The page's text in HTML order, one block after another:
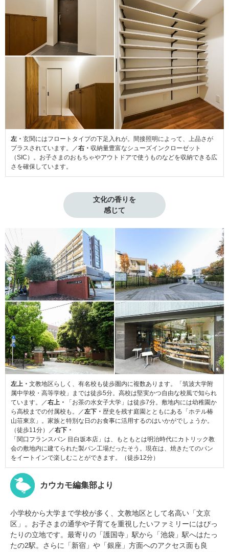
左・ 玄関にはフロートタイプの下足入れが。間接照明によって、上品さが
プラスされています。／右・ 収納量豊富なシューズインクローゼット
（SIC）。お子さまのおもちゃやアウトドアで使うものなどを収納できる広
さを確保しています。
文化の香りを
感じて
左上・ 文教地区らしく、有名校も徒歩圏内に複数あります。「筑波大学附
属中学校・高等学校」までは徒歩5分。高校は堅実かつ自由な校風で知られ
ています。／右上・
「お茶の水女子大学」は徒歩7分。敷地内には幼稚園か
ら高校までの付属校も。／左下・ 歴史を残す庭園とともにある「ホテル椿
山荘東京」。家族と特別な日のお食事に活用するのはいかがでしょうか。
（徒歩11分）／右下・
「関口フランスパン 目白坂本店」は、もともとは明治時代にカトリック教
会の敷地内に建てられた製パン工場だったそう。現在は、焼きたてのパン
をイートインで楽しむことができます。（徒歩12分）
カウカモ編集部より
小学校から大学まで学校が多く、文教地区として名高い「文京
区」。お子さまの通学や子育てを重視したいファミリーにはぴっ
たりの立地です。最寄りの「護国寺」駅から「池袋」駅へはたっ
たの2駅。さらに「新宿」や「銀座」方面へのアクセス面も良